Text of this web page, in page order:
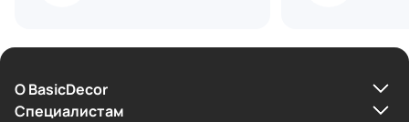
О BasicDecor
Cпециалистам